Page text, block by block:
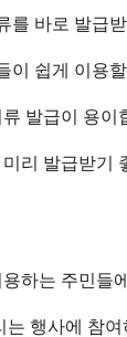
를 바로 발급
이 쉽게 이용
발급이 용이
리 발급받기
하는 주민들
행사에 참여